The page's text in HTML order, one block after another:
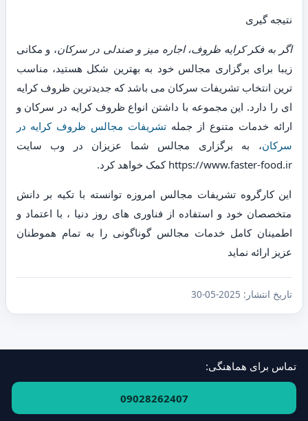
نتیجه گیری
اگر به فکر کرایه ظروف، اجاره میز و صندلی در سرکان، و مکانی
زیبا برای برگزاری مجالس خود به بهترین شکل هستید، مناسب
ترین انتخاب تشریفات سرکان می باشد که جدیدترین ظروف کرایه
ای را دارد. این مجموعه با داشتن انواع ظروف کرایه در سرکان و
ارائه خدمات متنوع از جمله تشریفات مجالس ظروف کرایه در
سرکان، به برگزاری مجالس شما عزیزان در وب سایت
https://www.faster-food.ir کمک خواهد کرد.
این کارگروه تشریفات مجالس امروزه توانسته با تکیه بر دانش
متخصصان خود و استفاده از فناوری های روز دنیا ، با اعتماد و
اطمینان کامل خدمات مجالس گوناگونی را به تمام هموطنان
عزیز ارائه نماید
تاریخ انتشار: 2025-05-30
تماس برای هماهنگی:
09028262407
·ارتباط با ما